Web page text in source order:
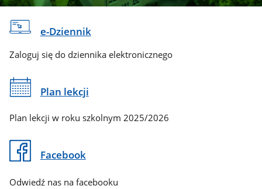
e-Dziennik
Zaloguj się do dziennika elektronicznego
Plan lekcji
Plan lekcji w roku szkolnym 2025/2026
Facebook
Odwiedź nas na facebooku